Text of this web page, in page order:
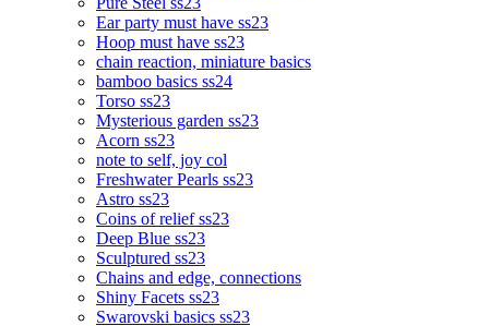
Ear party must have ss23
Hoop must have ss23
chain reaction, miniature basics
bamboo basics ss24
Torso ss23
Mysterious garden ss23
Acorn ss23
note to self, joy col
Freshwater Pearls ss23
Astro ss23
Coins of relief ss23
Deep Blue ss23
Sculptured ss23
Chains and edge, connections
Shiny Facets ss23
Swarovski basics ss23